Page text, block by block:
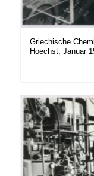
Griechische
Hoechst, Januar